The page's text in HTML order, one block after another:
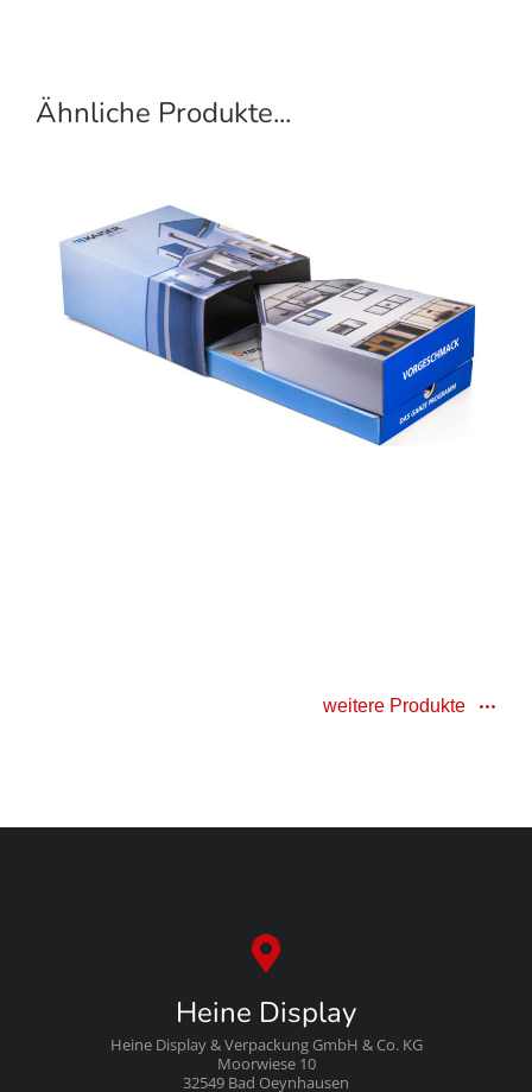
Ähnliche Produkte...
weitere Produkte
Heine Display
Heine Display & Verpackung GmbH & Co. KG
Moorwiese 10
32549 Bad Oeynhausen